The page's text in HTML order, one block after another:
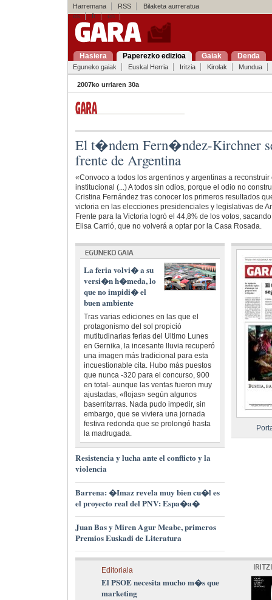
Harremana RSS
Bilaketa aurreratua
es
fr en
Hasiera Paperezko edizioa Gaiak Denda
Eguneko gaiak Euskal Herria Iritzia Kirolak Mundua
2007ko urriaren 30a
El t�ndem Fern�ndez-Kirchner
frente de Argentina
«Convoco a todos los argentinos y argentinas a
institucional (...) A todos sin odios, porque el odio no
Cristina Fernández tras conocer los primeros resultados
victoria en las elecciones presidenciales y legislativas de
Frente para la Victoria logró el 44,8% de los votos,
Elisa Carrió, que no volverá a optar por la Casa Rosada.
La feria volvi� a su
versi�n h�meda, lo
que no impidi� el
buen ambiente
Tras varias ediciones en las que el
protagonismo del sol propició
mutitudinarias ferias del Ultimo Lunes
en Gernika, la incesante lluvia recuperó
una imagen más tradicional para esta
incuestionable cita. Hubo más puestos
que nunca -320 para el concurso, 900
en total- aunque las ventas fueron muy
ajustadas, «flojas» según algunos
baserritarras. Nada pudo impedir, sin
embargo, que se viviera una jornada
festiva redonda que se prolongó hasta
la madrugada.
Resistencia y lucha ante el conflicto y la
violencia
Barrena: �Imaz revela muy bien cu�l es
el proyecto real del PNV: Espa�a�
Juan Bas y Miren Agur Meabe, primeros
Premios Euskadi de Literatura
Editoriala
El PSOE necesita mucho m�s que
marketing